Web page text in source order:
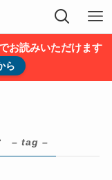
お読みいただけます
ら
– tag –